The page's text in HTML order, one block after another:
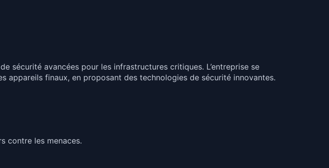
sécurité avancées pour les infrastructures critiques. L’entreprise se
finaux, en proposant des technologies de sécurité innovantes.
contre les menaces.